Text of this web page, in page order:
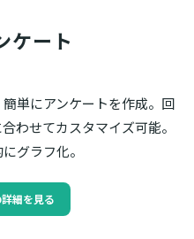
ケート
単にアンケートを作成。回
わせてカスタマイズ可能。
グラフ化。
細を見る